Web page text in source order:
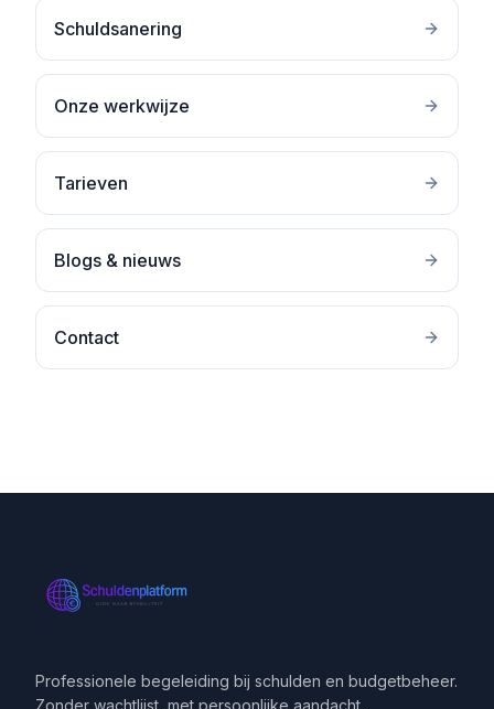
Schuldsanering
Onze werkwijze
Tarieven
Blogs & nieuws
Contact
Professionele begeleiding bij schulden en budgetbeheer.
Zonder wachtlijst, met persoonlijke aandacht.